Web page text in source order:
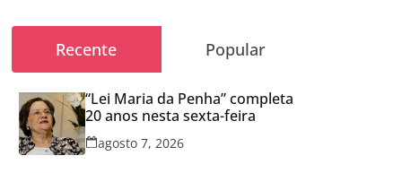
Recente Popular
“Lei Maria da Penha” completa
20 anos nesta sexta-feira
agosto 7, 2026